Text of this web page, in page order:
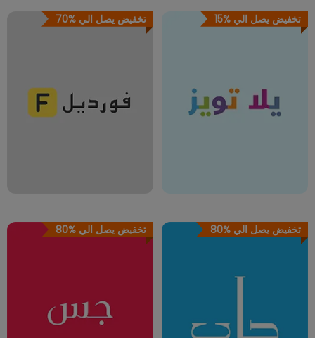
تخفيض يصل الي تخفيض يصل الي
تخفيض يصل الي تخفيض يصل الي